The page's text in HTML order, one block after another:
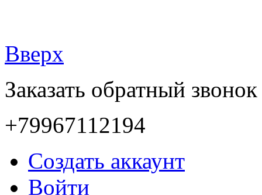
Вверх
Заказать обратный звонок
+79967112194
Создать аккаунт
Войти